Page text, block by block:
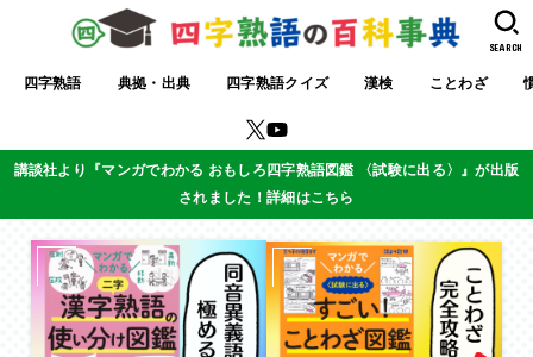
四字熟語 典拠・出典 四字熟語クイズ 漢検 ことわざ
SEARCH
講談社より『マンガでわかる おもしろ四字熟語図鑑 〈試験に出る〉』が出版
されました！詳細はこちら